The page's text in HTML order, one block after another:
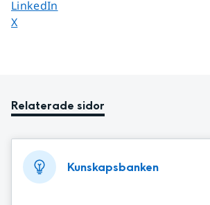
Dela sidan på
LinkedIn
Dela sidan på
X
Relaterade sidor
Kunskapsbanken